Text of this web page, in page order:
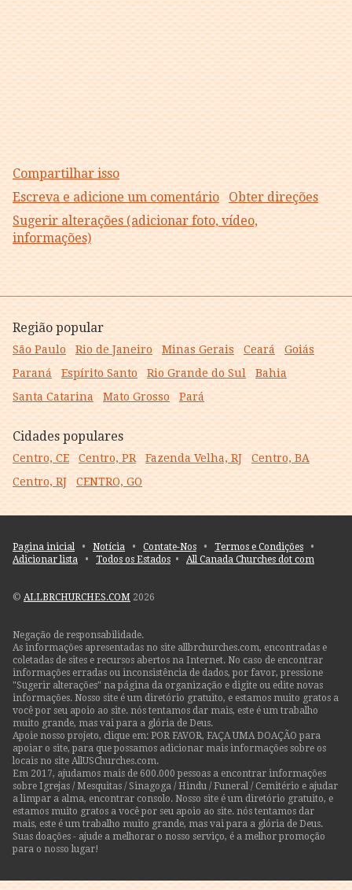
Compartilhar isso
Escreva e adicione um comentário
Obter direções
Sugerir alterações (adicionar foto, vídeo,
informações)
Região popular
São Paulo Rio de Janeiro Minas Gerais Ceará
Goiás
Paraná
Espírito Santo Rio Grande do Sul
Bahia
Santa Catarina
Mato Grosso Pará
Cidades populares
Centro, CE Centro, PR Fazenda Velha, RJ
Centro, BA
Centro, RJ
CENTRO, GO
Pagina inicial • Notícia • Contate-Nos • Termos e Condições •
Adicionar lista • Todos os Estados • All Canada Churches dot com
© ALLBRCHURCHES.COM 2026
Negação de responsabilidade.
As informações apresentadas no site allbrchurches.com, encontradas e
coletadas de sites e recursos abertos na Internet. No caso de encontrar
informações erradas ou inconsistência de dados, por favor, pressione
"Sugerir alterações" na página da organização e digite ou edite novas
informações. Nosso site é um diretório gratuito, e estamos muito gratos a
você por seu apoio ao site. nós tentamos dar mais, este é um trabalho
muito grande, mas vai para a glória de Deus.
Apoie nosso projeto, clique em: POR FAVOR, FAÇA UMA DOAÇÃO para
apoiar o site, para que possamos adicionar mais informações sobre os
locais no site AllUSChurches.com.
Em 2017, ajudamos mais de 600.000 pessoas a encontrar informações
sobre Igrejas / Mesquitas / Sinagoga / Hindu / Funeral / Cemitério e ajudar
a limpar a alma, encontrar consolo. Nosso site é um diretório gratuito, e
estamos muito gratos a você por seu apoio ao site. nós tentamos dar
mais, este é um trabalho muito grande, mas vai para a glória de Deus.
Suas doações - ajude a melhorar o nosso serviço, é a melhor promoção
para o nosso lugar!